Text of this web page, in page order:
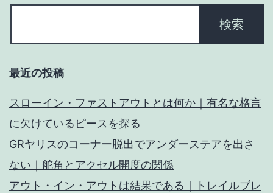
最近の投稿
スローイン・ファストアウトとは何か｜有名な格言
に欠けているピースを探る
GRヤリスのコーナー脱出でアンダーステアを出さ
ない｜舵角とアクセル開度の関係
アウト・イン・アウトは結果である｜トレイルブレ